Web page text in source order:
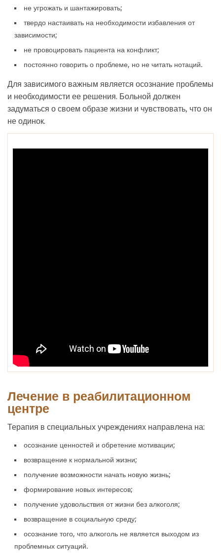
не угрожать и шантажировать;
твердо настаивать на необходимости избавления от
зависимости;
не провоцировать пациента на конфликт;
постоянно говорить о проблеме, но не читать нотаций.
Для зависимого важным является осознание проблемы
и необходимости ее решения. Больной должен
задуматься о своем образе жизни и чувствовать, что он
не одинок.
Лечение в реабилитационном
центре
Терапия в специальных учреждениях направлена на:
осознание ценностей и обретение мотивации;
возвращение к нормальной жизни;
получение возможности начать новую жизнь;
формирование новых интересов;
получение удовольствия от жизни без алкоголя;
возвращение в социальную среду;
осознание того, что алкоголь не является выходом из
проблемных ситуаций.